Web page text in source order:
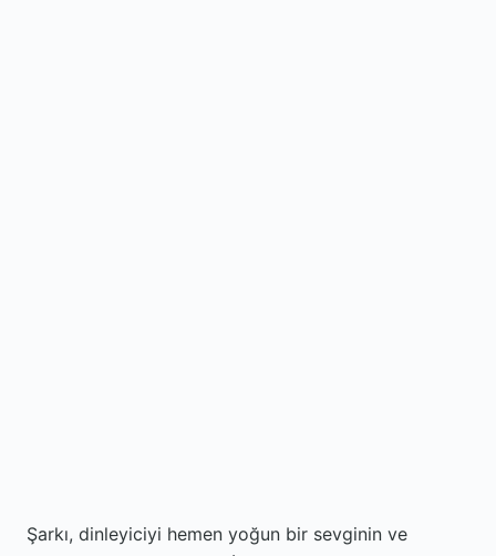
Şarkı, dinleyiciyi hemen yoğun bir sevginin ve